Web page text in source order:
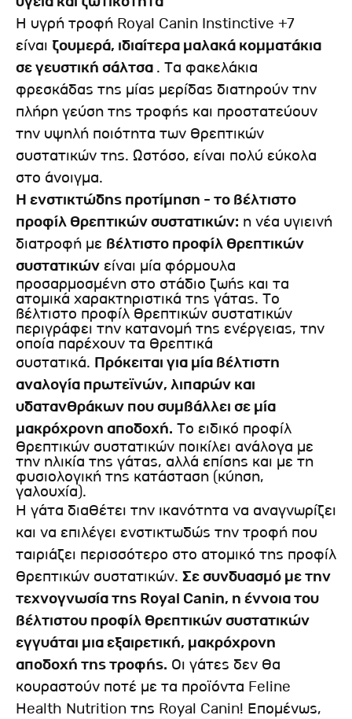
Η υγρή τροφή Royal Canin Instinctive +7
είναι ζουμερά, ιδιαίτερα μαλακά κομματάκια
σε γευστική σάλτσα . Τα φακελάκια
φρεσκάδας της μίας μερίδας διατηρούν την
πλήρη γεύση της τροφής και προστατεύουν
την υψηλή ποιότητα των θρεπτικών
συστατικών της. Ωστόσο, είναι πολύ εύκολα
στο άνοιγμα.
Η ενστικτώδης προτίμηση - το βέλτιστο
προφίλ θρεπτικών συστατικών: η νέα υγιεινή
διατροφή με βέλτιστο προφίλ θρεπτικών
συστατικών είναι μία φόρμουλα
προσαρμοσμένη στο στάδιο ζωής και τα
ατομικά χαρακτηριστικά της γάτας. Το
βέλτιστο προφίλ θρεπτικών συστατικών
περιγράφει την κατανομή της ενέργειας, την
οποία παρέχουν τα θρεπτικά
συστατικά. Πρόκειται για μία βέλτιστη
αναλογία πρωτεϊνών, λιπαρών και
υδατανθράκων που συμβάλλει σε μία
μακρόχρονη αποδοχή. Το ειδικό προφίλ
θρεπτικών συστατικών ποικίλει ανάλογα με
την ηλικία της γάτας, αλλά επίσης και με τη
φυσιολογική της κατάσταση (κύηση,
γαλουχία).
Η γάτα διαθέτει την ικανότητα να αναγνωρίζει
και να επιλέγει ενστικτωδώς την τροφή που
ταιριάζει περισσότερο στο ατομικό της προφίλ
θρεπτικών συστατικών. Σε συνδυασμό με την
τεχνογνωσία της Royal Canin, η έννοια του
βέλτιστου προφίλ θρεπτικών συστατικών
εγγυάται μια εξαιρετική, μακρόχρονη
αποδοχή της τροφής. Οι γάτες δεν θα
κουραστούν ποτέ με τα προϊόντα Feline
Health Nutrition της Royal Canin! Επομένως,